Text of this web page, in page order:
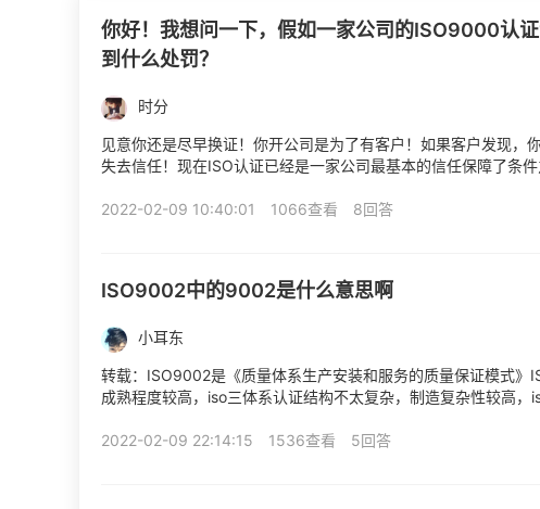
你好！我想问一下，假如一家公司的ISO9000认
到什么处罚？
时分
见意你还是尽早换证！你开公司是为了有客户！如果客户发现
失去信任！现在ISO认证已经是一家公司最基本的信任保障了条
2022-02-09 10:40:01
1066查看 8回答
ISO9002中的9002是什么意思啊
小耳东
转载：ISO9002是《质量体系生产安装和服务的质量保证模式
成熟程度较高，iso三体系认证结构不太复杂，制造复杂性较高
2022-02-09 22:14:15
1536查看 5回答